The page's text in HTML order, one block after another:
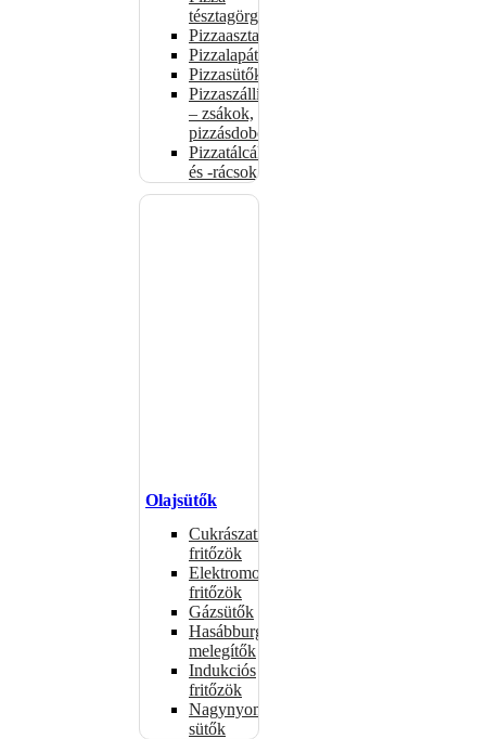
tésztagörgők
Pizzaasztalok
Pizzalapátok
Pizzasütők
Pizzaszállítás
– zsákok,
pizzásdobozok
Pizzatálcák
és -rácsok
Olajsütők
Cukrászati
fritőzök
Elektromos
fritőzök
Gázsütők
Hasábburgonya
melegítők
Indukciós
fritőzök
Nagynyomású
sütők